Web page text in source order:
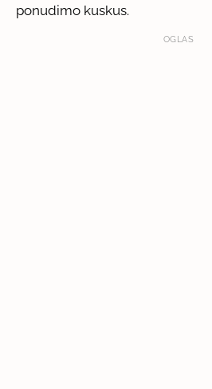
ponudimo kuskus.
OGLAS